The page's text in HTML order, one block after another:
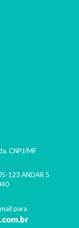
CNPJ/MF
123 ANDAR 5
para